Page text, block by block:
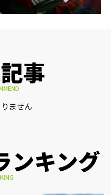
事
ません
ンキング